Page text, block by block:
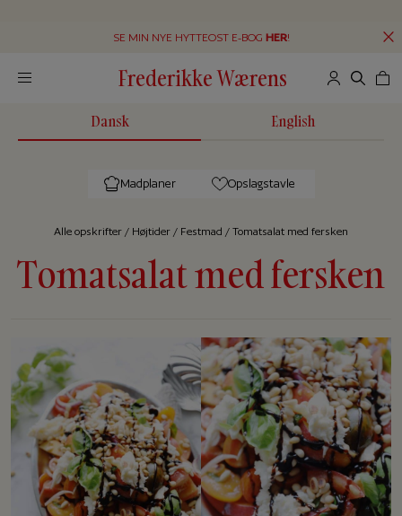
SE MIN NYE HYTTEOST E-BOG HER!
Frederikke Wærens
Dansk English
Madplaner Opslagstavle
Alle op­skrif­ter / Højtider / Festmad / Tomatsalat med fersken
Tomatsalat med fersken